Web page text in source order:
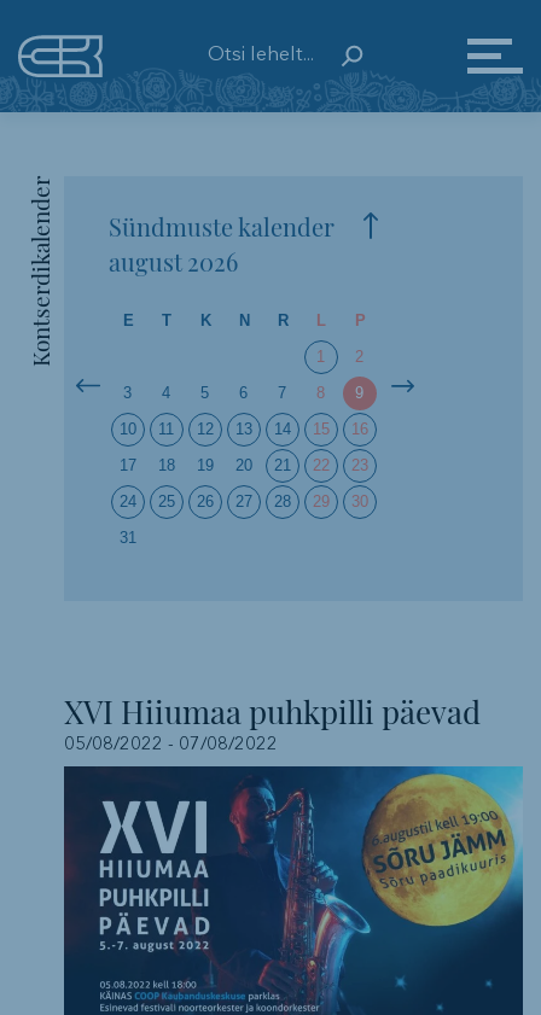
Kontserdikalender
XVI Hiiumaa puhkpilli päevad
05/08/2022 - 07/08/2022
Sündmuste kalender
august2026
E T K N R L
P
1
2
3
4 5 6 7 8
9
10
11 12 13 14 15
16
17
18 19 20 21 22
23
24
25 26 27 28 29
30
31